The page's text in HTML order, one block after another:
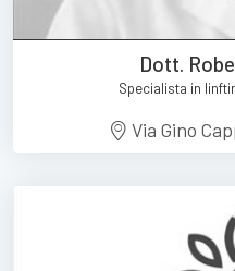
Dott.
Specialista in
Via Gino